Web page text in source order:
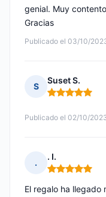
Publicado el 03/10/
genial. Muy
Gracias
S
Suset S.
Nota: 5 de 5
Publicado el 02/10/
.
. I.
Nota: 5 de 5
El regalo ha